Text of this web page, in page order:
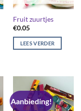
Fruit zuurtjes
€0.05
LEES VERDER
Aanbieding!